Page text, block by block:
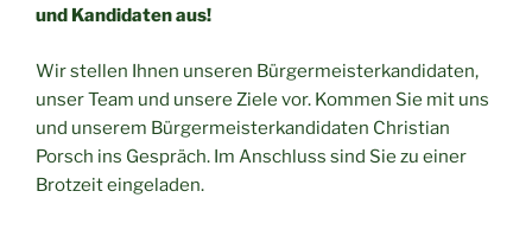
und Kandidaten aus!
Wir stellen Ihnen unseren Bürgermeisterkandidaten,
unser Team und unsere Ziele vor. Kommen Sie mit uns
und unserem Bürgermeisterkandidaten Christian
Porsch ins Gespräch. Im Anschluss sind Sie zu einer
Brotzeit eingeladen.